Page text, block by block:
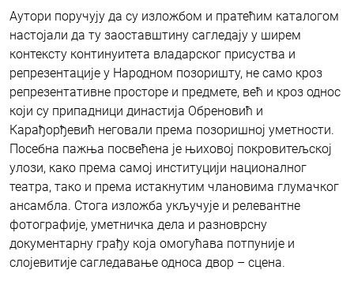
Аутори поручују да су изложбом и пратећим каталогом
настојали да ту заоставштину сагледају у ширем
контексту континуитета владарског присуства и
репрезентације у Народном позоришту, не само кроз
репрезентативне просторе и предмете, већ и кроз однос
који су припадници династија Обреновић и
Карађорђевић неговали према позоришној уметности.
Посебна пажња посвећена је њиховој покровитељској
улози, како према самој институцији националног
театра, тако и према истакнутим члановима глумачког
ансамбла. Стога изложба укључује и релевантне
фотографије, уметничка дела и разноврсну
документарну грађу која омогућава потпуније и
слојевитије сагледавање односа двор – сцена.